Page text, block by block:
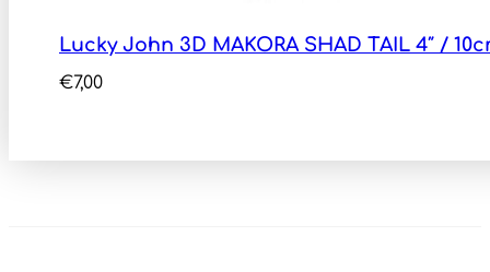
Lucky John 3D MAKORA SHAD TAIL 4″ /
€7,00